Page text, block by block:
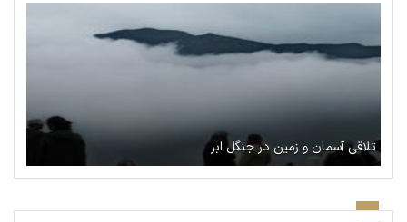
تلاقی آسمان و زمین در جنگل ابر